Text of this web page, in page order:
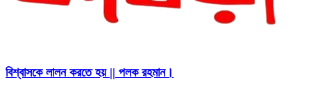
বিশ্বাসকে লালন করতে হয় || পলক রহমান।